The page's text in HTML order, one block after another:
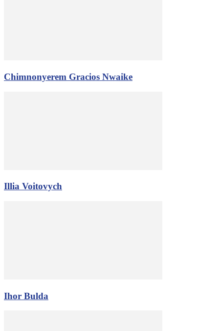
Chimnonyerem Gracios Nwaike
Illia Voitovych
Ihor Bulda